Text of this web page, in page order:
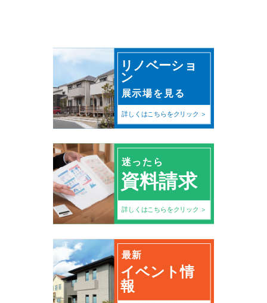
リノベーショ
ン
展示場を見る
詳しくはこちらをクリック
迷ったら
資料請求
詳しくはこちらをクリック
最新
イベント情
報